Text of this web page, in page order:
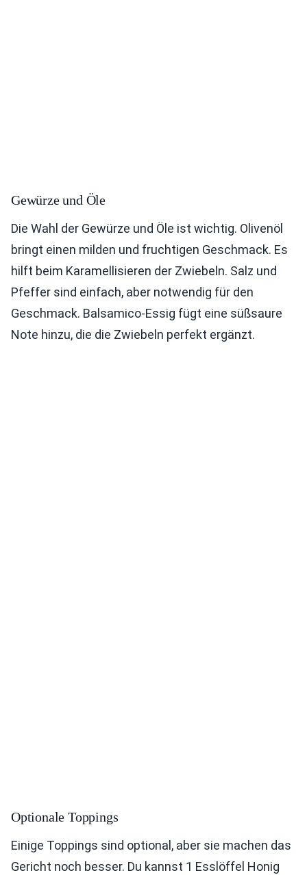
Gewürze und Öle
Die Wahl der Gewürze und Öle ist wichtig. Olivenöl
bringt einen milden und fruchtigen Geschmack. Es
hilft beim Karamellisieren der Zwiebeln. Salz und
Pfeffer sind einfach, aber notwendig für den
Geschmack. Balsamico-Essig fügt eine süßsaure
Note hinzu, die die Zwiebeln perfekt ergänzt.
Optionale Toppings
Einige Toppings sind optional, aber sie machen das
Gericht noch besser. Du kannst 1 Esslöffel Honig